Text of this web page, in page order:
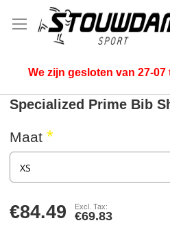
We zijn gesloten van 27-07
Specialized Prime Bib
Maat
€84.49 €69.83